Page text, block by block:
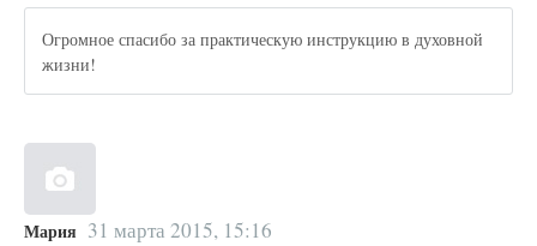
Огромное спасибо за практическую инструкцию в духовной
жизни!
Мария 31 марта 2015, 15:16